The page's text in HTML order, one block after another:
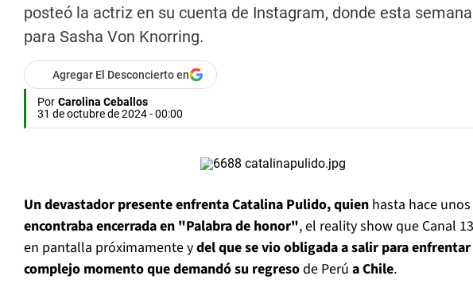
posteó la actriz en su cuenta de Instagram, donde esta
para Sasha Von Knorring.
Agregar El Desconcierto en
Por Carolina Ceballos
31 de octubre de 2024 - 00:00
Un devastador presente enfrenta Catalina Pulido,quien hasta hace
encontraba encerrada en "Palabra de honor", el reality show que Canal
en pantalla próximamente ydel que se vio obligada a salir para
complejo momento que demandó su regresode Perú a Chile.